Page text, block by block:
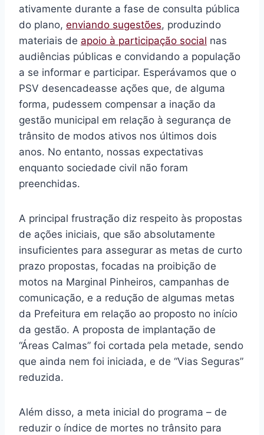
ativamente durante a fase de consulta pública
do plano, enviando sugestões, produzindo
materiais de apoio à participação social nas
audiências públicas e convidando a população
a se informar e participar. Esperávamos que o
PSV desencadeasse ações que, de alguma
forma, pudessem compensar a inação da
gestão municipal em relação à segurança de
trânsito de modos ativos nos últimos dois
anos. No entanto, nossas expectativas
enquanto sociedade civil não foram
preenchidas.
A principal frustração diz respeito às propostas
de ações iniciais, que são absolutamente
insuficientes para assegurar as metas de curto
prazo propostas, focadas na proibição de
motos na Marginal Pinheiros, campanhas de
comunicação, e a redução de algumas metas
da Prefeitura em relação ao proposto no início
da gestão. A proposta de implantação de
“Áreas Calmas” foi cortada pela metade, sendo
que ainda nem foi iniciada, e de “Vias Seguras”
reduzida.
Além disso, a meta inicial do programa – de
reduzir o índice de mortes no trânsito para